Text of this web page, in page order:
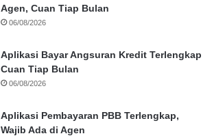
Agen, Cuan Tiap Bulan
06/08/2026
Aplikasi Bayar Angsuran Kredit Terlengkap
Cuan Tiap Bulan
06/08/2026
Aplikasi Pembayaran PBB Terlengkap,
Wajib Ada di Agen